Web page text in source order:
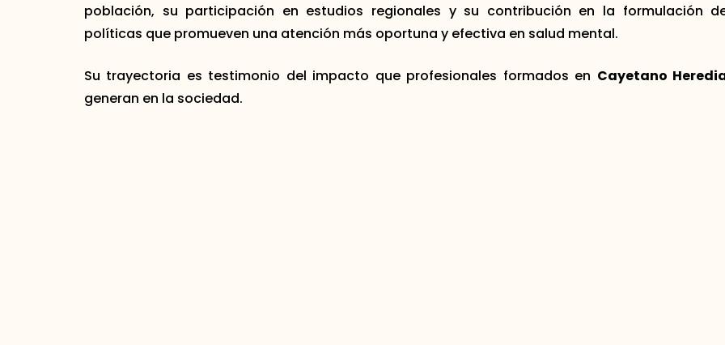
población, su participación en estudios regionales y su contribución en la formulación
políticas que promueven una atención más oportuna y efectiva en salud mental.
Su trayectoria es testimonio del impacto que profesionales formados en Cayetano
generan en la sociedad.